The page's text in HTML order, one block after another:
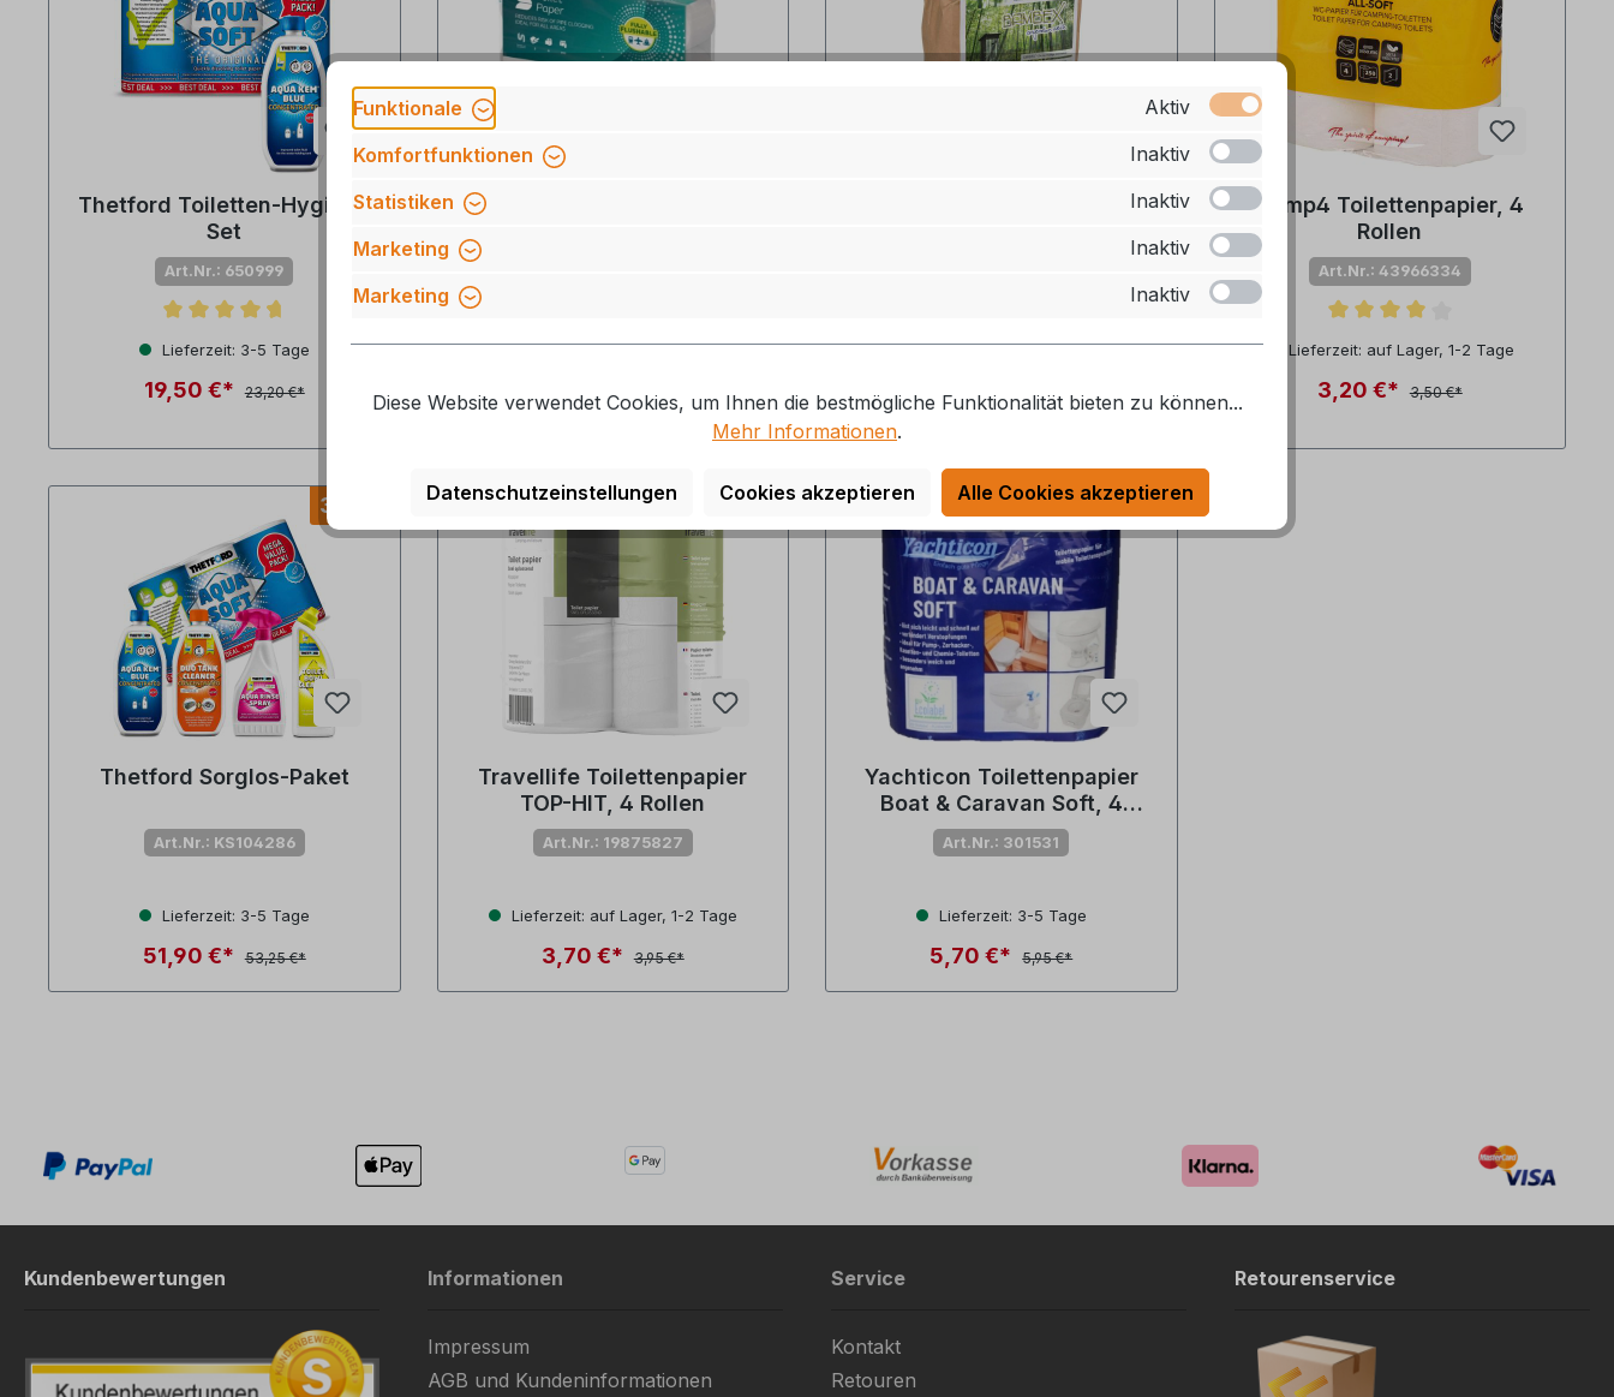
Thetford Toiletten-Hygiene
Set
Art.Nr.: 650999
Durchschnittliche Bewertung von 4.6 von 5 Sternen
Lieferzeit: 3-5 Tage
19,50 €* 23,20 €*
Toilettenpapier, 2-lagig, 250
Durchschnittliche Bewertung von 4 von 5 Sternen
Lieferzeit: auf Lager, 1-2 Tage
4,95 €*
i+v Toilettenpapier Bambex
Durchschnittliche Bewertung von 5 von 5 Sternen
Lieferzeit: 1-2 Tage, auf Lager: 9
6,80 €* 7,50 €*
Camp4 Toilettenpapier, 4
Rollen
Art.Nr.: 43966334
Durchschnittliche Bewertung von 4 von
Lieferzeit: auf Lager, 1-2 Tage
3,20 €* 3,50 €*
3 %
Thetford Sorglos-Paket
Art.Nr.: KS104286
Lieferzeit: 3-5 Tage
51,90 €* 53,25 €*
6 %
Travellife Toilettenpapier
TOP-HIT, 4 Rollen
Art.Nr.: 19875827
Lieferzeit: auf Lager, 1-2 Tage
3,70 €* 3,95 €*
4 %
Yachticon Toilettenpapier
Boat & Caravan Soft, 4
Rollen
Art.Nr.: 301531
Lieferzeit: 3-5 Tage
5,70 €* 5,95 €*
Kundenbewertungen Informationen
Impressum
AGB und Kundeninformationen
Service
Kontakt
Retouren
Retourenservice
Funktionale
Aktiv
Komfortfunktionen
Inaktiv
Statistiken
Inaktiv
Marketing
Inaktiv
Marketing
Inaktiv
Diese Website verwendet Cookies, um Ihnen die bestmögliche Funktionalität bieten zu können...
Mehr Informationen.
Datenschutzeinstellungen Cookies akzeptieren Alle Cookies akzeptieren